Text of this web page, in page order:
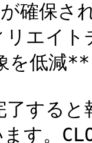
確保さ
エイ
を低減**
す。